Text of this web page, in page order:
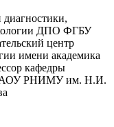
ДПО ФГБУ
центр
имени академика
кафедры
РНИМУ им. Н.И.